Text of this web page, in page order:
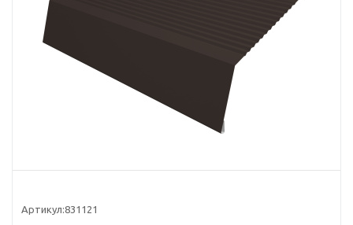
Артикул:831121